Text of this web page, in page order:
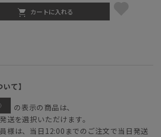
カートに入れる
て】
の表示の商品は、
送を選択いただけます。
様は、当日12:00までのご注文で当日発送